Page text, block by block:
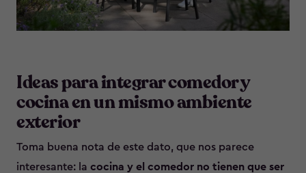
Ideas para integrar comedor y
cocina en un mismo ambiente
exterior
Toma buena nota de este dato, que nos parece
interesante: la cocina y el comedor no tienen que ser